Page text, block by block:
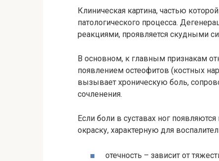
Клиническая картина, частью
патологического процесса.
реакциями, проявляется скудными
В основном, к главным признакам
появлением остеофитов (костных
вызывает хроническую боль,
сочленения.
Если боли в суставах ног
окраску, характерную для
отечность – зависит от